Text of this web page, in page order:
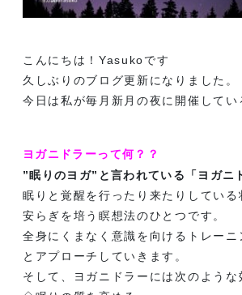
こんにちは！Yasukoです
久しぶりのブログ更新になりました。
今日は私が毎月新月の夜に開催して
ヨガニドラーって何？？
”眠りのヨガ”と言われている「ヨガニ
眠りと覚醒を行ったり来たりしてい
安らぎを培う瞑想法のひとつです。
全身にくまなく意識を向けるトレー
とアプローチしていきます。
そして、ヨガニドラーには次のよう